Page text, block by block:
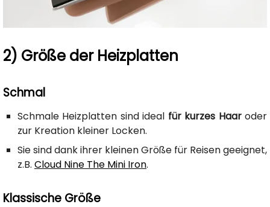
2) Größe der Heizplatten
Schmal
Schmale Heizplatten sind ideal für kurzes Haaroder
zur Kreation kleiner Locken.
Sie sind dank ihrer kleinen Größe für Reisen geeignet,
z.B. Cloud Nine The Mini Iron.
Klassische Größe